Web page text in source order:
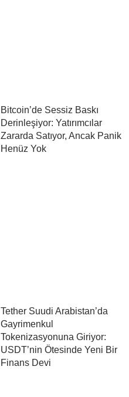
Bitcoin’de Sessiz Baskı
Derinleşiyor: Yatırımcılar
Zararda Satıyor, Ancak Panik
Henüz Yok
Tether Suudi Arabistan’da
Gayrimenkul
Tokenizasyonuna Giriyor:
USDT’nin Ötesinde Yeni Bir
Finans Devi